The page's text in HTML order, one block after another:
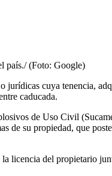
país./ (Foto: Google)
cuya tenencia,
caducada.
de Uso Civil
de su propiedad, que
licencia del propietario